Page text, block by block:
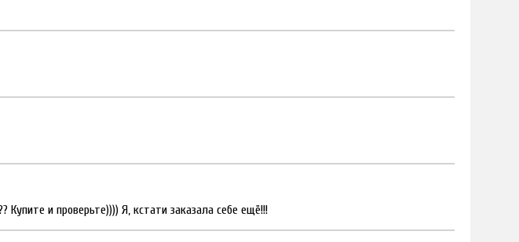
и проверьте)))) Я, кстати заказала себе ещё!!!